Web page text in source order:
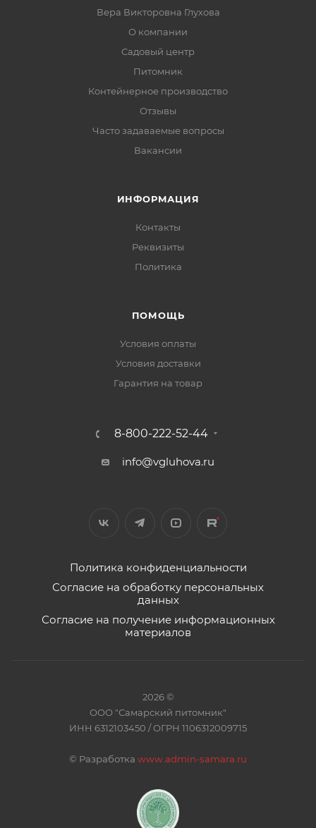
Вера Викторовна Глухова
О компании
Садовый центр
Питомник
Контейнерное производство
Отзывы
Часто задаваемые вопросы
Вакансии
ИНФОРМАЦИЯ
Контакты
Реквизиты
Политика
ПОМОЩЬ
Условия оплаты
Условия доставки
Гарантия на товар
8-800-222-52-44
info@vgluhova.ru
Политика конфиденциальности
Согласие на обработку персональных
данных
Согласие на получение информационных
материалов
2026 ©
ООО "Самарский питомник"
ИНН 6312103450 / ОГРН 1106312009715
© Разработка www.admin-samara.ru